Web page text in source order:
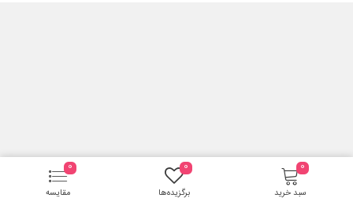
سبد خرید
0
برگزیده‌ها
0
مقایسه
0